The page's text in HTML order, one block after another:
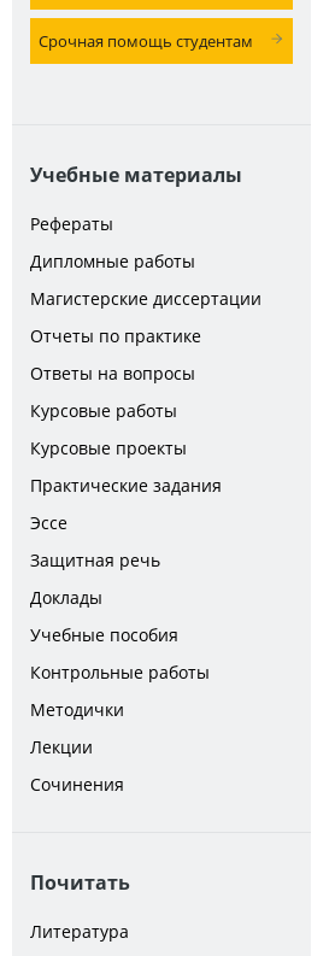
Срочная помощь студентам
Учебные материалы
Рефераты
Дипломные работы
Магистерские диссертации
Отчеты по практике
Ответы на вопросы
Курсовые работы
Курсовые проекты
Практические задания
Эссе
Защитная речь
Доклады
Учебные пособия
Контрольные работы
Методички
Лекции
Сочинения
Почитать
Литература